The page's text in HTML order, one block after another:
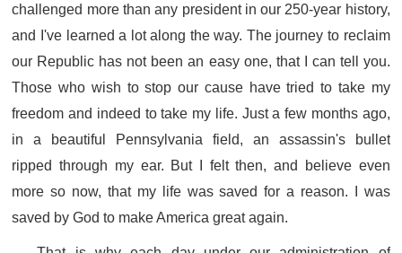
challenged more than any president in our 250-year history,
and I've learned a lot along the way. The journey to reclaim
our Republic has not been an easy one, that I can tell you.
Those who wish to stop our cause have tried to take my
freedom and indeed to take my life. Just a few months ago,
in a beautiful Pennsylvania field, an assassin's bullet
ripped through my ear. But I felt then, and believe even
more so now, that my life was saved for a reason. I was
saved by God to make America great again.